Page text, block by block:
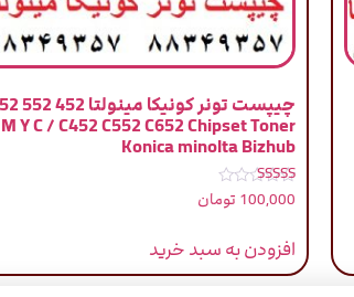
M Y C / C452 C552 C652 Chipset Toner
Konica minolta Bizhub
نمره
5.00
100,000 تومان
افزودن به سبد خرید